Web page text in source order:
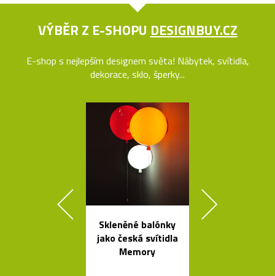
VÝBĚR Z E-SHOPU DESIGNBUY.CZ
E-shop s nejlepším designem světa! Nábytek, svítidla,
dekorace, sklo, šperky...
Skleněné balónky
jako česká svítidla
Memory